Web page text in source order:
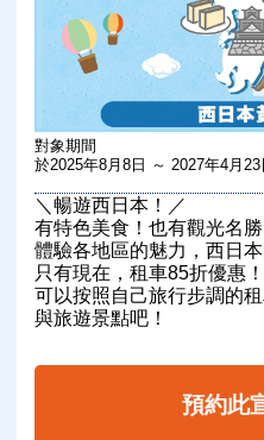
對象期間
於2025年8月8日 ～ 2027年4月
＼暢遊西日本！／
有特色美食！也有觀光名勝
體驗各地區的魅力，西日
只有現在，租車85折優惠！
可以按照自己旅行步調的
與旅遊景點吧！
預約此